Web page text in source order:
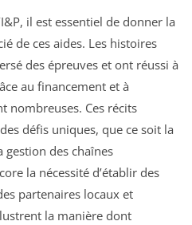
il est essentiel de donner la
de ces aides. Les histoires
des épreuves et ont réussi à
au financement et à
nombreuses. Ces récits
défis uniques, que ce soit la
gestion des chaînes
la nécessité d’établir des
partenaires locaux et
la manière dont